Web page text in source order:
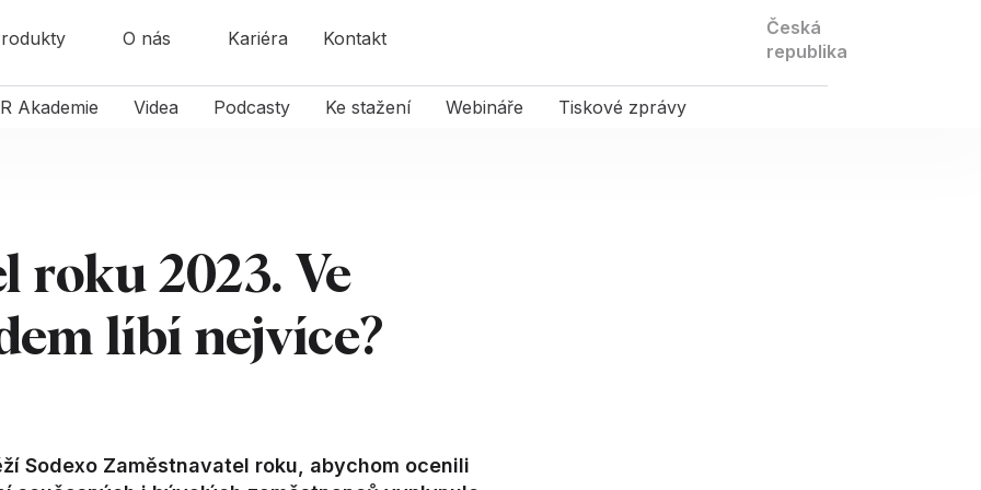
O nás Kariéra Kontakt
Česká
republika
Akademie Videa Podcasty Ke stažení Webináře Tiskové zprávy
roku 2023. Ve
líbí nejvíce?
Sodexo Zaměstnavatel roku, abychom ocenili